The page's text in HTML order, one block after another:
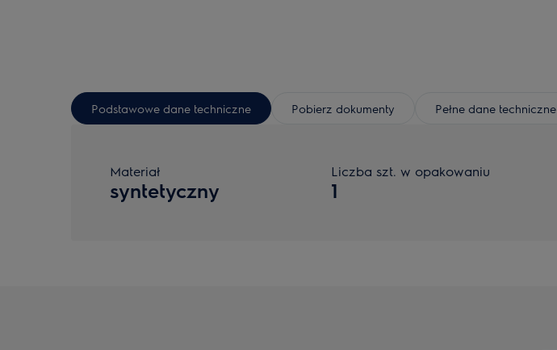
Podstawowe dane techniczne Pobierz dokumenty Pełne dane techniczne
Materiał
syntetyczny
Liczba szt. w opakowaniu
1